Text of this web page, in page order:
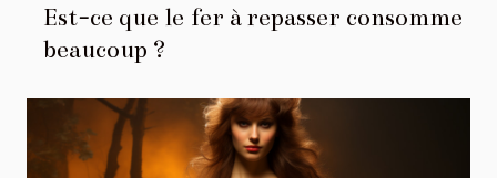
Est-ce que le fer à repasser consomme
beaucoup ?